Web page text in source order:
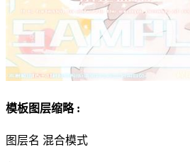
模板图层缩略 :
图层名 混合模式